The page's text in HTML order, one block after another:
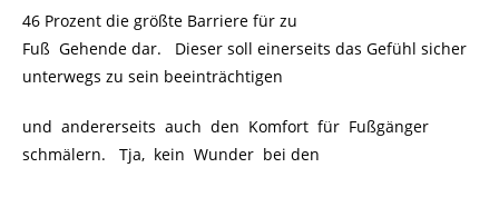
46 Prozent die größte Barriere für zu
Fuß Gehende dar. Dieser soll einerseits das Gefühl sicher
unterwegs zu sein beeinträchtigen
und andererseits auch den Komfort für Fußgänger
schmälern. Tja, kein Wunder bei den